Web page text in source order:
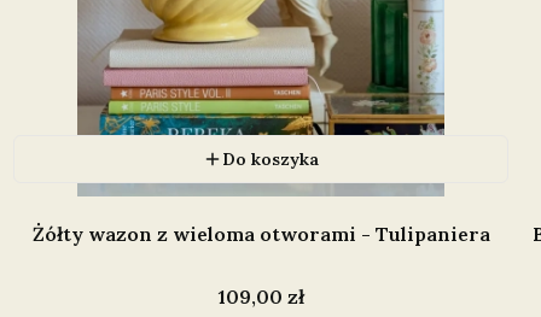
Do koszyka
Żółty wazon z wieloma otworami - Tulipaniera
Cena
109,00 zł